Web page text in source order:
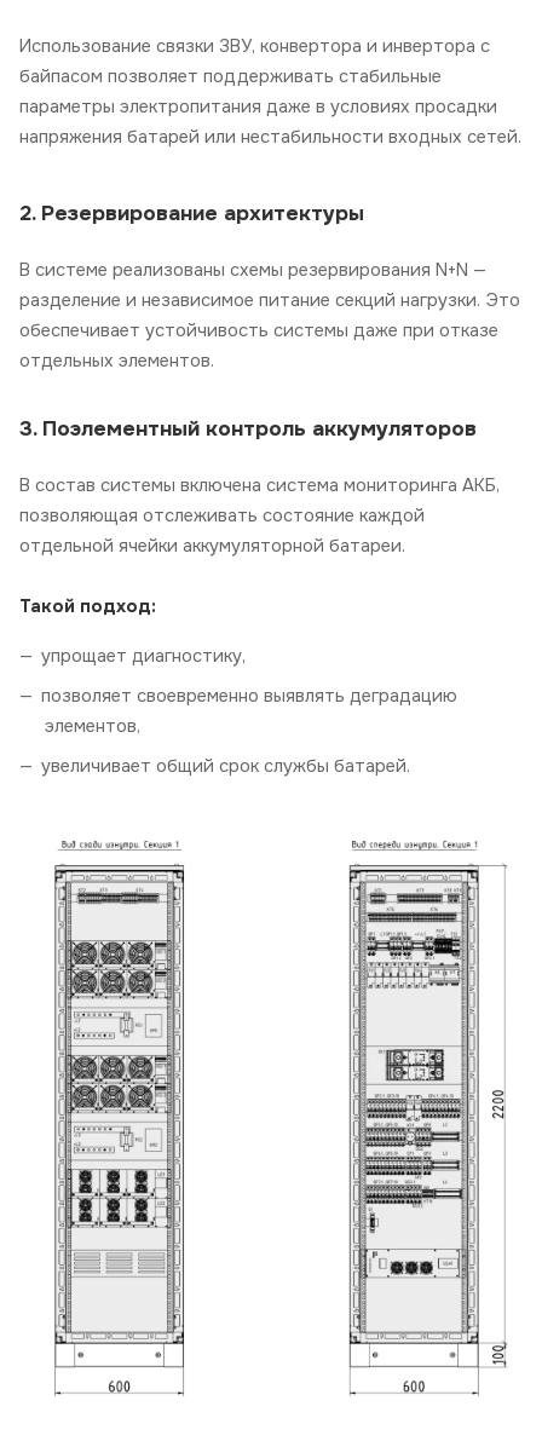
Использование связки ЗВУ, конвертора и инвертора с
байпасом позволяет поддерживать стабильные
параметры электропитания даже в условиях просадки
напряжения батарей или нестабильности входных сетей.
2. Резервирование архитектуры
В системе реализованы схемы резервирования N+N —
разделение и независимое питание секций нагрузки. Это
обеспечивает устойчивость системы даже при отказе
отдельных элементов.
3. Поэлементный контроль аккумуляторов
В состав системы включена система мониторинга АКБ,
позволяющая отслеживать состояние каждой
отдельной ячейки аккумуляторной батареи.
Такой подход:
упрощает диагностику,
позволяет своевременно выявлять деградацию
элементов,
увеличивает общий срок службы батарей.